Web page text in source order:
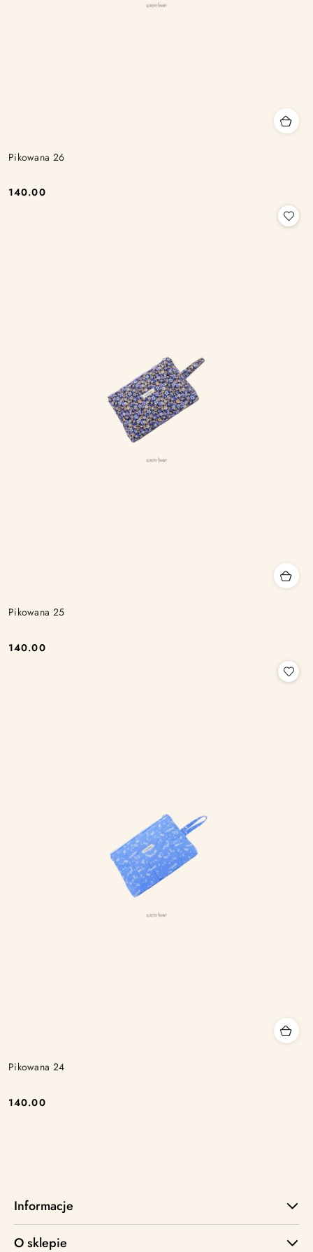
Pikowana 26
Cena:
140.00
Pikowana 25
Cena:
140.00
Pikowana 24
Cena:
140.00
Informacje
O sklepie